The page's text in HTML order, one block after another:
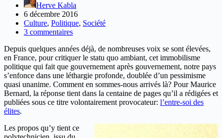
Herve Kabla
6 décembre 2016
Culture, Politique, Société
3 commentaires
Depuis quelques années déjà, de nombreuses voix se sont élevées,
en France, pour critiquer le statu quo ambiant, cet immobilisme
politique qui fait que gouvernement après gouvernement, notre pays
s’enfonce dans une léthargie profonde, doublée d’un pessimisme
quasi unanime. Comment en sommes-nous arrivés là? Pour Maurice
Bernard, la réponse tient dans la centaine de pages qu’il a rédigées et
publiées sous ce titre volontairement provocateur: l’entre-soi des
élites.
Les propos qu’y tient ce